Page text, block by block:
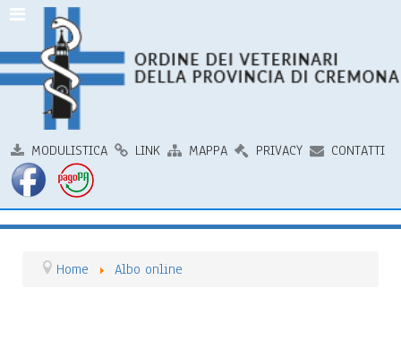
MODULISTICA LINK MAPPA PRIVACY CONTATTI
Home Albo online